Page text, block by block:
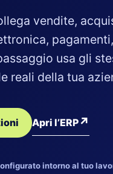
vendite,
usa gli
reali della tua
Apri l’ERP↗
intorno al tuo